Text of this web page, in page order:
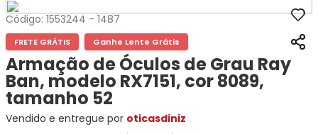
Marcas
Ana
Hickmann
Bulget
Miu-
Miu
Guess
Lacoste
Por
Marcas
Ray-
Ban
Prada
Ana
Hickmann
Tecnol
Soluções
Cuidados
Exchange
Tommy
Ana
Hickmann
Guess
Speedo
para
Óculos
Estojo
para
Óculos
Gênero
Masculino
Feminino
Código: 1553244 - 1487
FRETE GRÁTIS Ganhe Lente Grátis
Armação de Óculos de Grau Ray
Ban, modelo RX7151, cor 8089,
tamanho 52
Vendido e entregue por oticasdiniz